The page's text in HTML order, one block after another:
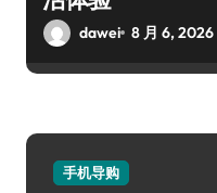
dawei 8 月 6, 2026
手机导购